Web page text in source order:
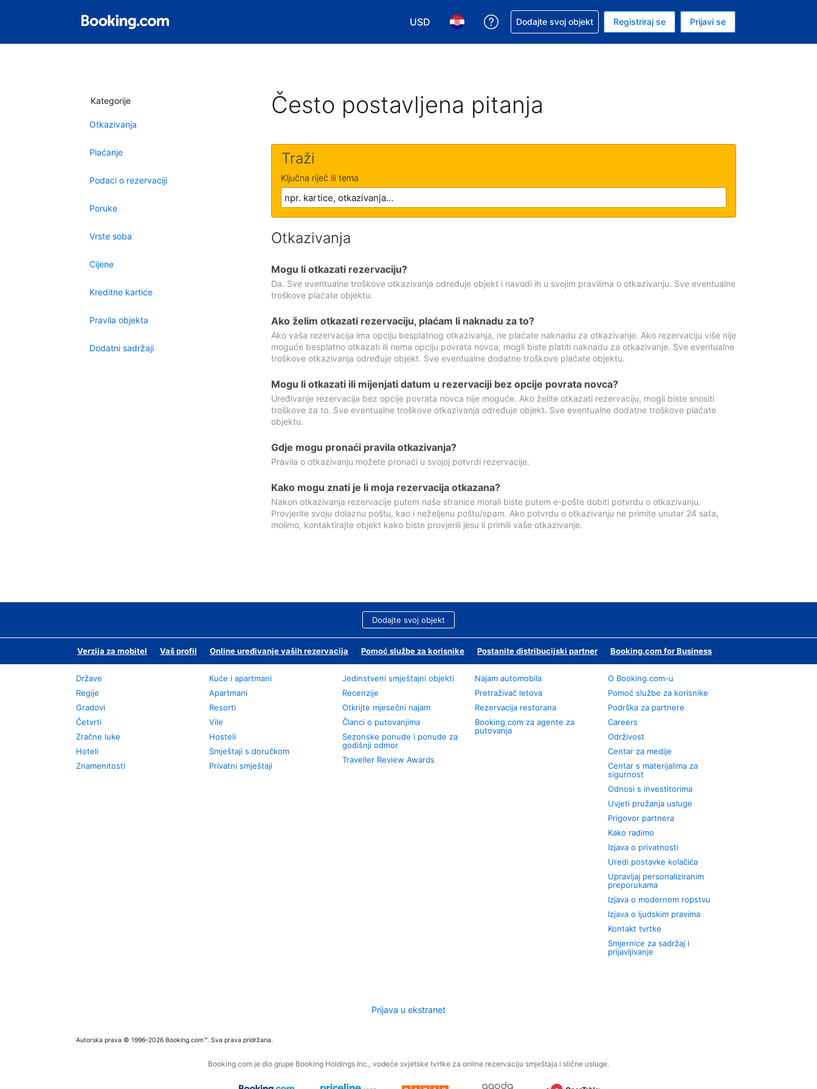
USD
Odaberite valutu. Vaša je trenutačna valuta Američki dolar
Odaberite svoj jezik. Vaš je trenutačni jezik Hrvatskom
Zatražite pomoć sa svojom rezervacijom
Dodajte svoj objekt Registriraj se Prijavi se
Kategorije
Otkazivanja
Plaćanje
Podaci o rezervaciji
Poruke
Vrste soba
Cijene
Kreditne kartice
Pravila objekta
Dodatni sadržaji
Često postavljena pitanja
Traži
Ključna riječ ili tema
Otkazivanja
Mogu li otkazati rezervaciju?
Da. Sve eventualne troškove otkazivanja određuje objekt i navodi ih u svojim pravilima o otkazivanju. Sve eventualne
troškove plaćate objektu.
Ako želim otkazati rezervaciju, plaćam li naknadu za to?
Ako vaša rezervacija ima opciju besplatnog otkazivanja, ne plaćate naknadu za otkazivanje. Ako rezervaciju više nije
moguće besplatno otkazati ili nema opciju povrata novca, mogli biste platiti naknadu za otkazivanje. Sve eventualne
troškove otkazivanja određuje objekt. Sve eventualne dodatne troškove plaćate objektu.
Mogu li otkazati ili mijenjati datum u rezervaciji bez opcije povrata novca?
Uređivanje rezervacija bez opcije povrata novca nije moguće. Ako želite otkazati rezervaciju, mogli biste snositi
troškove za to. Sve eventualne troškove otkazivanja određuje objekt. Sve eventualne dodatne troškove plaćate
objektu.
Gdje mogu pronaći pravila otkazivanja?
Pravila o otkazivanju možete pronaći u svojoj potvrdi rezervacije.
Kako mogu znati je li moja rezervacija otkazana?
Nakon otkazivanja rezervacije putem naše stranice morali biste putem e-pošte dobiti potvrdu o otkazivanju.
Provjerite svoju dolaznu poštu, kao i neželjenu poštu/spam. Ako potvrdu o otkazivanju ne primite unutar 24 sata,
molimo, kontaktirajte objekt kako biste provjerili jesu li primili vaše otkazivanje.
Dodajte svoj objekt
Verzija za mobitel Vaš profil Online uređivanje vaših rezervacija Pomoć službe za korisnike Postanite distribucijski partner Booking.com for Business
Države
Regije
Gradovi
Četvrti
Zračne luke
Hoteli
Znamenitosti
Kuće i apartmani
Apartmani
Resorti
Vile
Hosteli
Smještaji s doručkom
Privatni smještaji
Jedinstveni smještajni objekti
Recenzije
Otkrijte mjesečni najam
Članci o putovanjima
Sezonske ponude i ponude za
godišnji odmor
Traveller Review Awards
Najam automobila
Pretraživač letova
Rezervacija restorana
Booking.com za agente za
putovanja
O Booking.com-u
Pomoć službe za korisnike
Podrška za partnere
Careers
Održivost
Centar za medije
Centar s materijalima za
sigurnost
Odnosi s investitorima
Uvjeti pružanja usluge
Prigovor partnera
Kako radimo
Izjava o privatnosti
Uredi postavke kolačića
Upravljaj personaliziranim
preporukama
Izjava o modernom ropstvu
Izjava o ljudskim pravima
Kontakt tvrtke
Smjernice za sadržaj i
prijavljivanje
Prijava u ekstranet
Autorska prava © 1996–2026 Booking.com™. Sva prava pridržana.
Booking.com je dio grupe Booking Holdings Inc., vodeće svjetske tvrtke za online rezervaciju smještaja i slične usluge.